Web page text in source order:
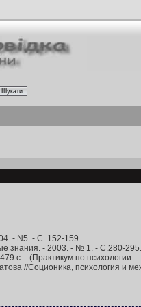
- N5. - С. 152-159.
знания. - 2003. - № 1. - С.280-295.
с. - (Практикум по психологии.
//Соционика, психология и